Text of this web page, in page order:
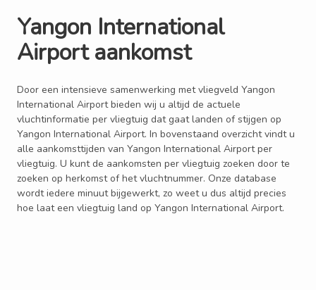
Yangon International
Airport aankomst
Door een intensieve samenwerking met vliegveld Yangon
International Airport bieden wij u altijd de actuele
vluchtinformatie per vliegtuig dat gaat landen of stijgen op
Yangon International Airport. In bovenstaand overzicht vindt u
alle aankomsttijden van Yangon International Airport per
vliegtuig. U kunt de aankomsten per vliegtuig zoeken door te
zoeken op herkomst of het vluchtnummer. Onze database
wordt iedere minuut bijgewerkt, zo weet u dus altijd precies
hoe laat een vliegtuig land op Yangon International Airport.